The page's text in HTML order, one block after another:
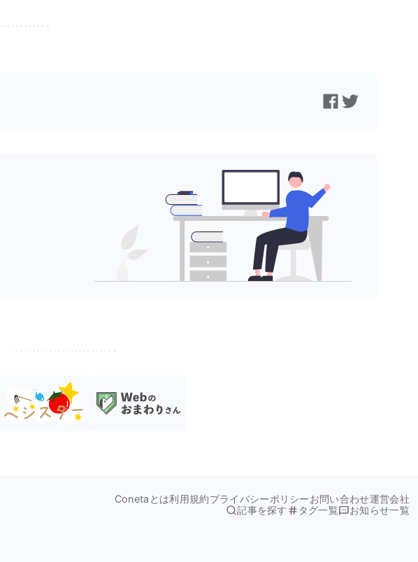
Conetaとは利用規約プライバシーポリシーお問い合わせ運営会社
記事を探す
タグ一覧 お知らせ一覧